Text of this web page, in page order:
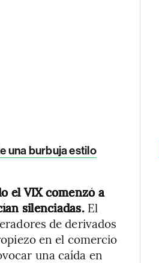
una burbuja estilo
el VIX comenzó a
silenciadas.El
de derivados
en el comercio
una caída en